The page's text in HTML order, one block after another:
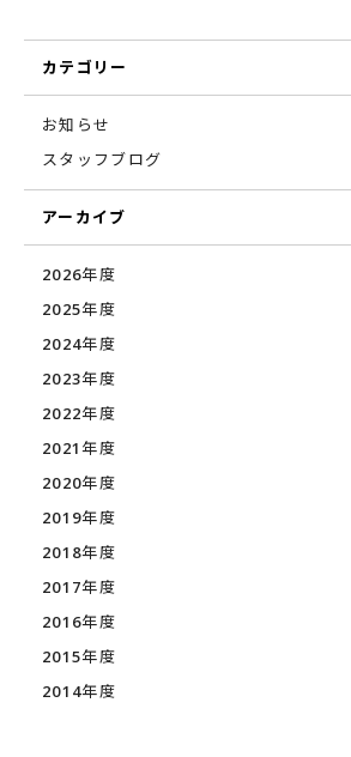
カテゴリー
お知らせ
スタッフブログ
アーカイブ
2026年度
2025年度
2024年度
2023年度
2022年度
2021年度
2020年度
2019年度
2018年度
2017年度
2016年度
2015年度
2014年度